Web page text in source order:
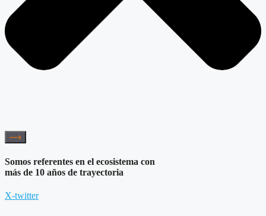
Somos referentes en el ecosistema con
más de 10 años de trayectoria
X-twitter